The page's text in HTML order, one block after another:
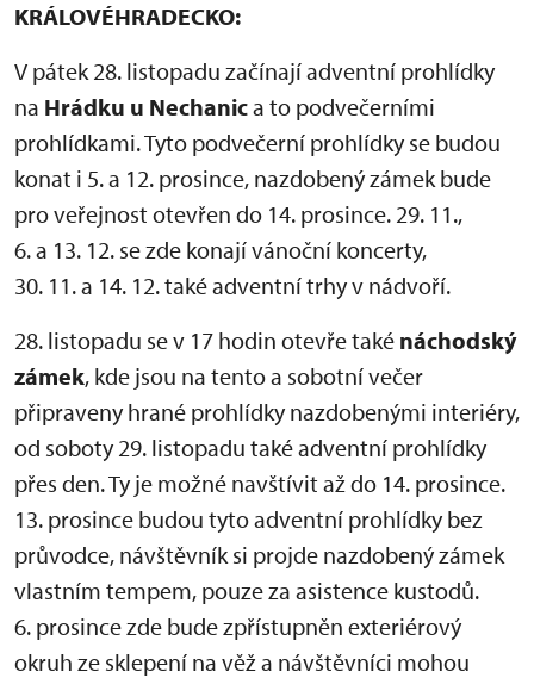
KRÁLOVÉHRADECKO:
V pátek 28. listopadu začínají adventní prohlídky
na Hrádku u Nechanica to podvečerními
prohlídkami. Tyto podvečerní prohlídky se budou
konat i 5. a 12. prosince, nazdobený zámek bude
pro veřejnost otevřen do 14. prosince. 29. 11.,
6. a 13. 12. se zde konají vánoční koncerty,
30. 11. a 14. 12. také adventní trhy v nádvoří.
28. listopadu se v 17 hodin otevře také náchodský
zámek, kde jsou na tento a sobotní večer
připraveny hrané prohlídky nazdobenými interiéry,
od soboty 29. listopadu také adventní prohlídky
přes den. Ty je možné navštívit až do 14. prosince.
13. prosince budou tyto adventní prohlídky bez
průvodce, návštěvník si projde nazdobený zámek
vlastním tempem, pouze za asistence kustodů.
6. prosince zde bude zpřístupněn exteriérový
okruh ze sklepení na věž a návštěvníci mohou